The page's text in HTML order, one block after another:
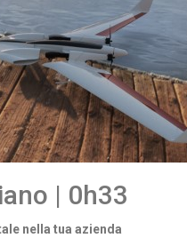
| 0h33
nella tua azienda